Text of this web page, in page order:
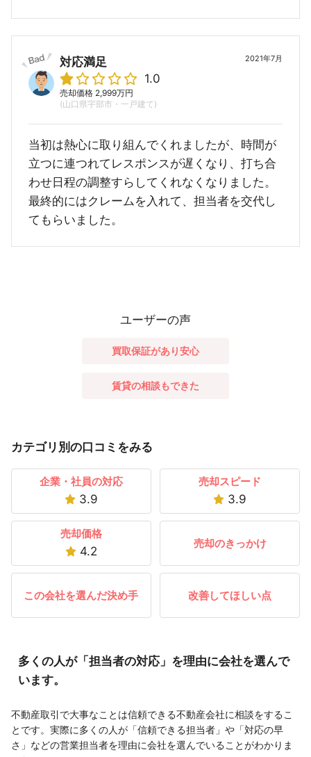
2021年7月
対応満足
1.0
売却価格 2,999万円
(山口県宇部市・一戸建て)
当初は熱心に取り組んでくれましたが、時間が
立つに連つれてレスポンスが遅くなり、打ち合
わせ日程の調整すらしてくれなくなりました。
最終的にはクレームを入れて、担当者を交代し
てもらいました。
ユーザーの声
買取保証があり安心
賃貸の相談もできた
カテゴリ別の口コミをみる
企業・社員の対応
3.9
売却スピード
3.9
売却価格
4.2
売却のきっかけ
この会社を選んだ決め手 改善してほしい点
多くの人が「担当者の対応」を理由に会社を選んで
います。
不動産取引で大事なことは信頼できる不動産会社に相談をするこ
とです。実際に多くの人が「信頼できる担当者」や「対応の早
さ」などの営業担当者を理由に会社を選んでいることがわかりま